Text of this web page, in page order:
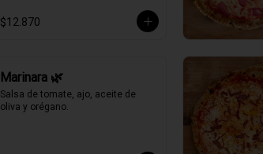
$12.870
Marinara 🌿
Salsa de tomate, ajo, aceite de
oliva y orégano.